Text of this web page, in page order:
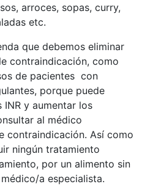
arroces, sopas, curry,
etc.
que debemos eliminar
contraindicación, como
de pacientes con
porque puede
y aumentar los
al médico
contraindicación. Así como
ningún tratamiento
por un alimento sin
a especialista.